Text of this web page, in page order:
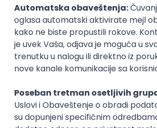
Okupljamo IT zajednicu,
transparentnost domaćeg IT